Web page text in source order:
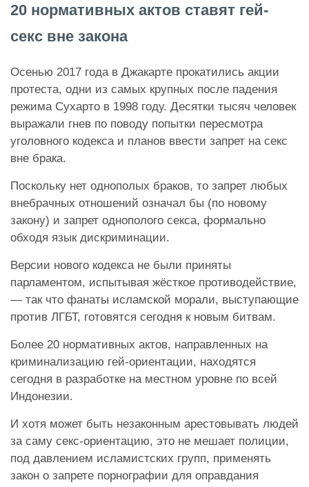
20 нормативных актов ставят гей-
секс вне закона
Осенью 2017 года в Джакарте прокатились акции
протеста, одни из самых крупных после падения
режима Сухарто в 1998 году. Десятки тысяч человек
выражали гнев по поводу попытки пересмотра
уголовного кодекса и планов ввести запрет на секс
вне брака.
Поскольку нет однополых браков, то запрет любых
внебрачных отношений означал бы (по новому
закону) и запрет однополого секса, формально
обходя язык дискриминации.
Версии нового кодекса не были приняты
парламентом, испытывая жёсткое противодействие,
— так что фанаты исламской морали, выступающие
против ЛГБТ, готовятся сегодня к новым битвам.
Более 20 нормативных актов, направленных на
криминализацию гей-ориентации, находятся
сегодня в разработке на местном уровне по всей
Индонезии.
И хотя может быть незаконным арестовывать людей
за саму секс-ориентацию, это не мешает полиции,
под давлением исламистских групп, применять
закон о запрете порнографии для оправдания